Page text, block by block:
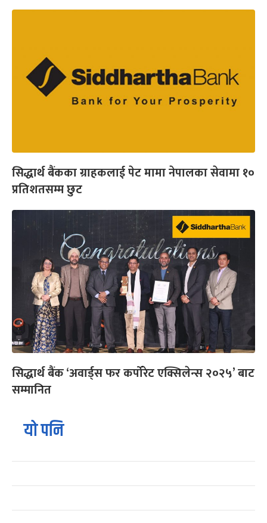
सिद्धार्थ बैंकका ग्राहकलाई पेट मामा नेपालका सेवामा १०
प्रतिशतसम्म छुट
सिद्धार्थ बैंक ‘अवार्ड्स फर कर्पोरेट एक्सिलेन्स २०२५’ बाट
सम्मानित
यो पनि